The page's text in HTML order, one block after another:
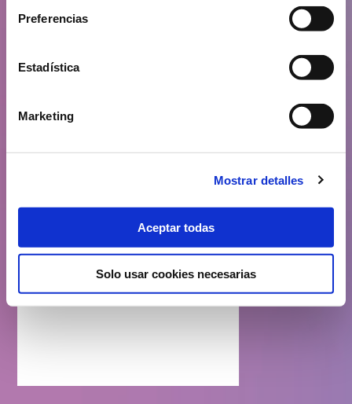
Preferencias
Estadística
Marketing
Mostrar detalles
Aceptar todas
Solo usar cookies necesarias